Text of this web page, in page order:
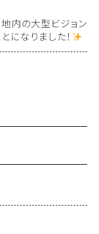
内の大型ビジョン
になりました！